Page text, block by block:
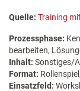
Quelle: Training
Prozessphase:
bearbeiten,
Inhalt: Sonstiges/
Format:
Einsatzfeld: